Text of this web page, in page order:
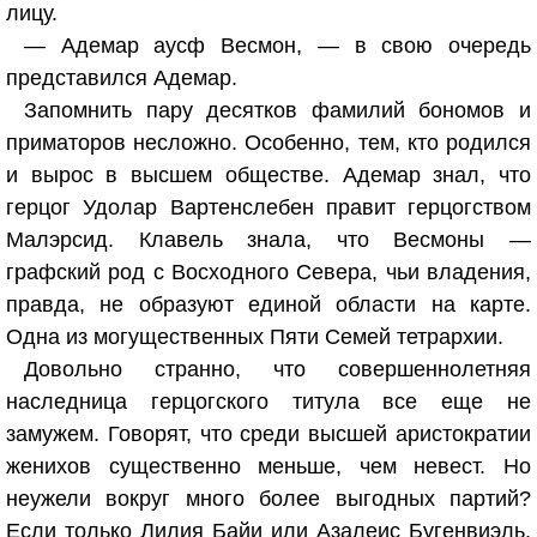
лицу.
— Адемар аусф Весмон, — в свою очередь
представился Адемар.
Запомнить пару десятков фамилий бономов и
приматоров несложно. Особенно, тем, кто родился
и вырос в высшем обществе. Адемар знал, что
герцог Удолар Вартенслебен правит герцогством
Малэрсид. Клавель знала, что Весмоны —
графский род с Восходного Севера, чьи владения,
правда, не образуют единой области на карте.
Одна из могущественных Пяти Семей тетрархии.
Довольно странно, что совершеннолетняя
наследница герцогского титула все еще не
замужем. Говорят, что среди высшей аристократии
женихов существенно меньше, чем невест. Но
неужели вокруг много более выгодных партий?
Если только Лилия Байи или Азалеис Бугенвиэль,